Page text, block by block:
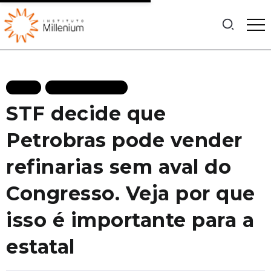
STF decide que
Petrobras pode vender
refinarias sem aval do
Congresso. Veja por que
isso é importante para a
estatal